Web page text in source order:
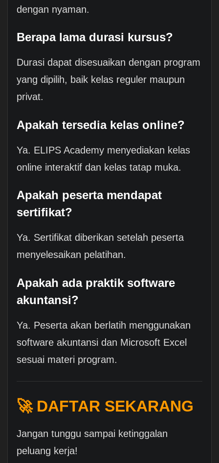
dengan nyaman.
Berapa lama durasi kursus?
Durasi dapat disesuaikan dengan program
yang dipilih, baik kelas reguler maupun
privat.
Apakah tersedia kelas online?
Ya. ELIPS Academy menyediakan kelas
online interaktif dan kelas tatap muka.
Apakah peserta mendapat
sertifikat?
Ya. Sertifikat diberikan setelah peserta
menyelesaikan pelatihan.
Apakah ada praktik software
akuntansi?
Ya. Peserta akan berlatih menggunakan
software akuntansi dan Microsoft Excel
sesuai materi program.
🚀 DAFTAR SEKARANG
Jangan tunggu sampai ketinggalan
peluang kerja!